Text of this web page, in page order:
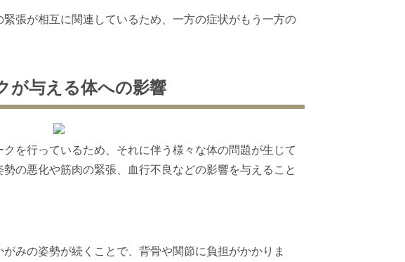
張が相互に関連しているため、一方の症状がもう一方の
が与える体への影響
を行っているため、それに伴う様々な体の問題が生じて
の悪化や筋肉の緊張、血行不良などの影響を与えること
みの姿勢が続くことで、背骨や関節に負担がかかりま